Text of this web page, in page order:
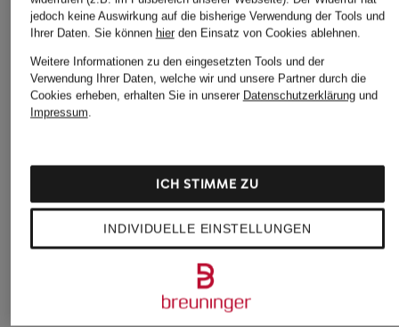
Weitere Kategorien
Bikinis Damen
Boots für Damen
Cabanjacken für Damen
Lange Ballkleider
Lederjacken für Damen
Mäntel für Damen
Parkas für Herren
Pullover für Damen
jedoch keine Auswirkung auf die bisherige Verwendung der Tools und
Ihrer Daten. Sie können hierden Einsatz von Cookies ablehnen.
Weitere Informationen zu den eingesetzten Tools und der
Verwendung Ihrer Daten, welche wir und unsere Partner durch die
Cookies erheben, erhalten Sie in unserer Datenschutzerklärungund
Impressum.
INDIVIDUELLE EINSTELLUNGEN
ICH STIMME ZU